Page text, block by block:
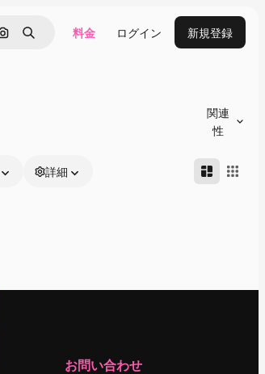
画像で検索
検索 料金 ログイン 新規登録
関連
性
詳細
お問い合わせ